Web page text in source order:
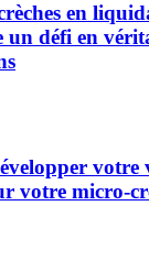
en
un défi en
votre
votre micro-